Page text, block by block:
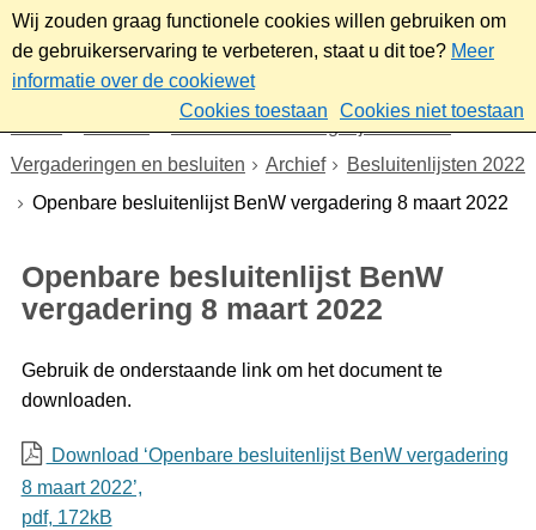
Wij zouden graag functionele cookies willen gebruiken om
de gebruikerservaring te verbeteren, staat u dit toe? Meer
informatie over de cookiewet
Cookies toestaan
Cookies niet toestaan
Gemeenteraad/Dagelijks bestuur
Vergaderingen en besluiten
Archief
Besluitenlijsten 2022
Openbare besluitenlijst BenW vergadering 8 maart 2022
Openbare besluitenlijst BenW
vergadering 8 maart 2022
Gebruik de onderstaande link om het document te
downloaden.
Download ‘Openbare besluitenlijst BenW vergadering
8 maart 2022’,
pdf, 172kB